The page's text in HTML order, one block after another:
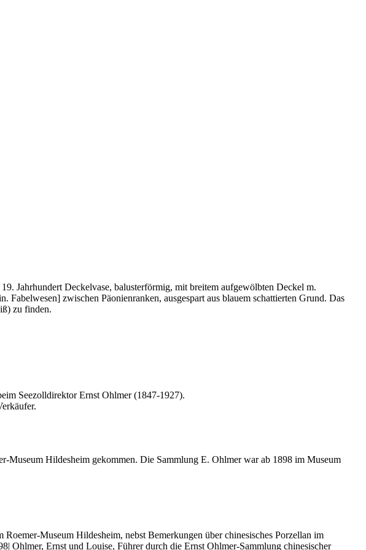
Jahrhundert Deckelvase, balusterförmig, mit breitem aufgewölbten Deckel m.
zwischen Päonienranken, ausgespart aus blauem schattierten Grund. Das
zu finden.
Seezolldirektor Ernst Ohlmer (1847-1927).
Museum Hildesheim gekommen. Die Sammlung E. Ohlmer war ab 1898 im Museum
Museum Hildesheim, nebst Bemerkungen über chinesisches Porzellan im
Ohlmer, Ernst und Louise, Führer durch die Ernst Ohlmer-Sammlung chinesischer